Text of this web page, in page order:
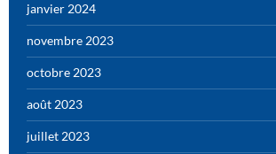
janvier 2024
novembre 2023
octobre 2023
août 2023
juillet 2023